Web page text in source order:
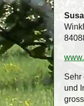
Sehr
und